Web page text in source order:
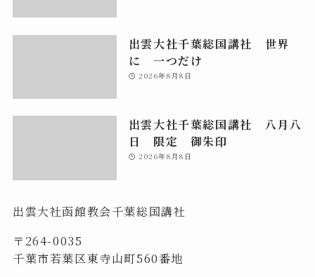
出雲大社千葉総国講社 世界
に 一つだけ
2026年8月8日
出雲大社千葉総国講社 八月八
日 限定 御朱印
2026年8月8日
出雲大社函館教会千葉総国講社
〒264-0035
千葉市若葉区東寺山町560番地